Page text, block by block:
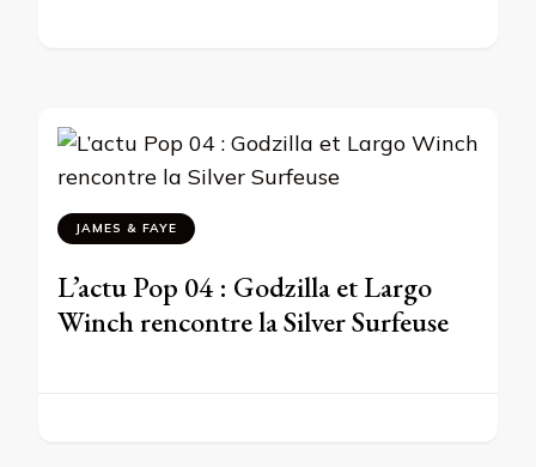
JAMES & FAYE
L’actu Pop 04 : Godzilla et Largo
Winch rencontre la Silver Surfeuse